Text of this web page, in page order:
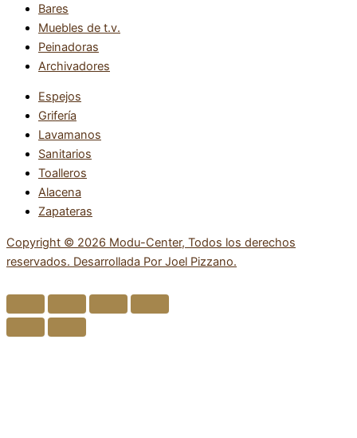
Bares
Muebles de t.v.
Peinadoras
Archivadores
Espejos
Grifería
Lavamanos
Sanitarios
Toalleros
Alacena
Zapateras
Copyright © 2026 Modu-Center, Todos los derechos
reservados. Desarrollada Por Joel Pizzano.